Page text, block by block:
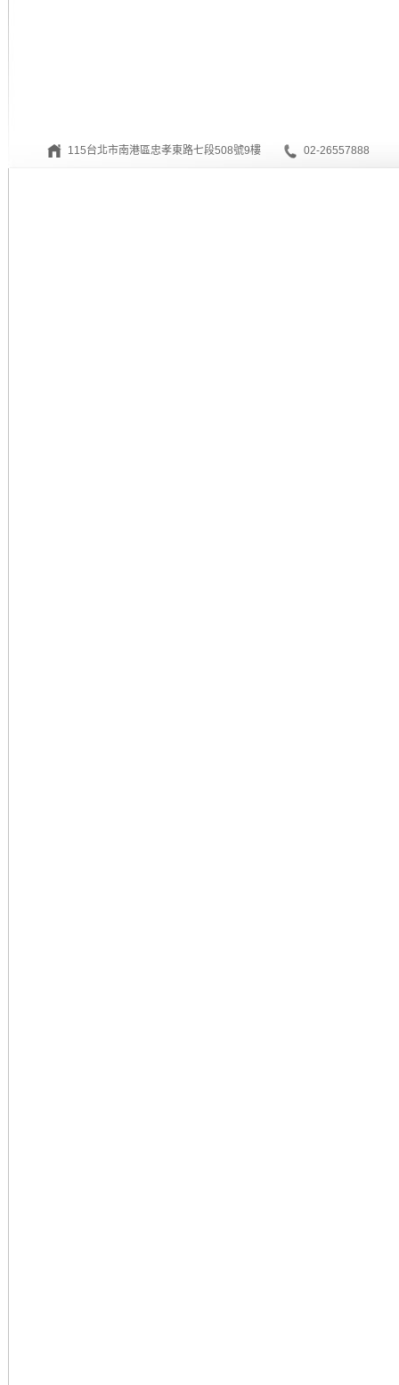
115台北市南港區忠孝東路七段508號9樓 02-26557888